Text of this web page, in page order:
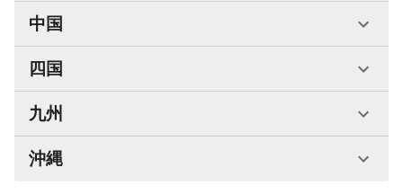
中国
四国
九州
沖縄